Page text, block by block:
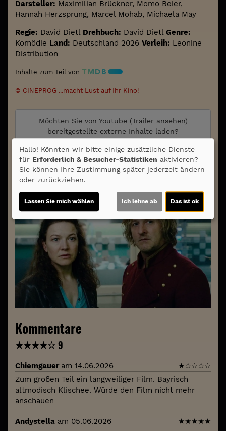
Darsteller: Maximilian Brückner, Momo Beier,
Hannah Herzsprung, Marcel Mohab, Michaela May
Regie: David Dietl Drehbuch: David Dietl Genre:
Komödie Land: Deutschland 2026 Verleih: Leonine
Distribution
Inhalte zum Teil von
© CINEPROG ...macht Lust auf Ihr Kino!
Möchten Sie von Youtube (Trailer ansehen)
bereitgestellte externe Inhalte laden?
Ja
Trailer 1 | Trailer-FSK: 6
Kommentare
★★★★☆9
Chiemgauer am 14.06.2026 ★☆☆☆☆
Zum großen Teil ein langweiliger Film. Bayrisch
altmodisch Klischee. Würde den Film nicht mehr
anschauen
Andystella am 05.06.2026 ★★★★★
Hallo! Könnten wir bitte einige zusätzliche Dienste
für Erforderlich & Besucher-Statistiken aktivieren?
Sie können Ihre Zustimmung später jederzeit ändern
oder zurückziehen.
Lassen Sie mich wählen Ich lehne ab Das ist ok